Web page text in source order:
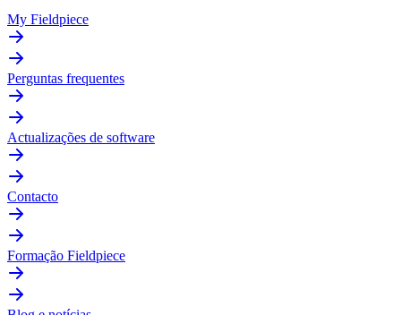
My Fieldpiece
Perguntas frequentes
Actualizações de software
Contacto
Formação Fieldpiece